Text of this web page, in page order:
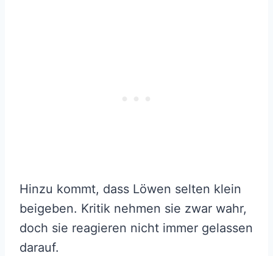
Hinzu kommt, dass Löwen selten klein
beigeben. Kritik nehmen sie zwar wahr,
doch sie reagieren nicht immer gelassen
darauf.